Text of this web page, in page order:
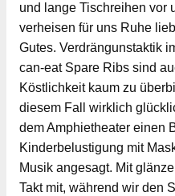
und lange Tischreihen vor
verheisen für uns Ruhe
Gutes. Verdrängunstaktik
can-eat Spare Ribs sind
Köstlichkeit kaum zu
diesem Fall wirklich
dem Amphietheater einen
Kinderbelustigung mit
Musik angesagt. Mit
Takt mit, während wir den